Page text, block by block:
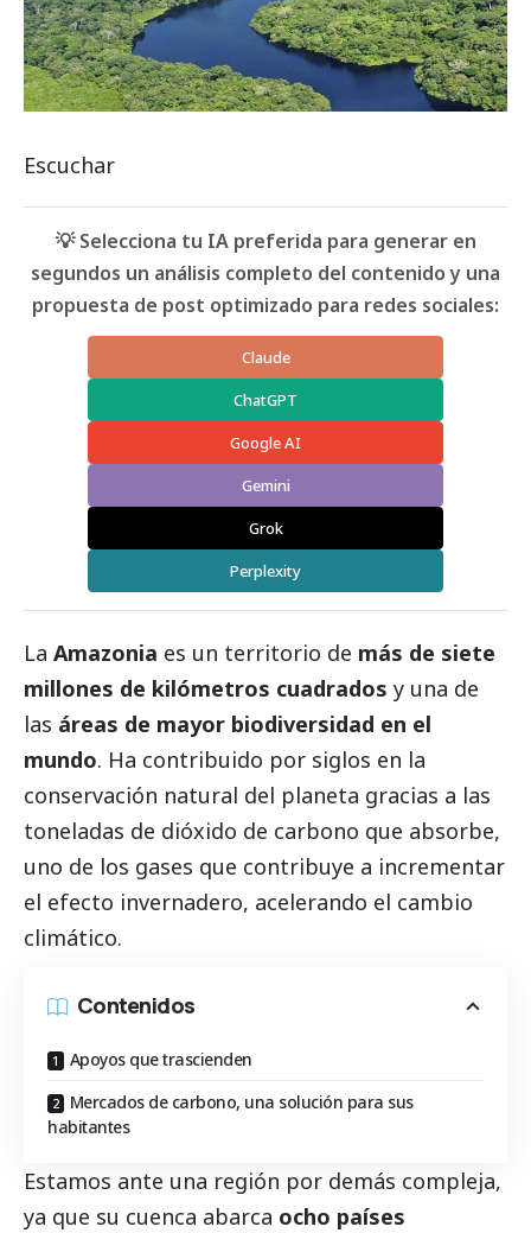
Escuchar
💡 Selecciona tu IA preferida para generar en
segundos un análisis completo del contenido y una
propuesta de post optimizado para redes sociales:
Claude
ChatGPT
Google AI
Gemini
Grok
Perplexity
La Amazonia es un territorio de más de siete
millones de kilómetros cuadrados y una de
las áreas de mayor biodiversidad en el
mundo. Ha contribuido por siglos en la
conservación natural del planeta gracias a las
toneladas de dióxido de carbono que absorbe,
uno de los gases que contribuye a incrementar
el efecto invernadero, acelerando el cambio
climático.
Contenidos
Apoyos que trascienden
Mercados de carbono, una solución para sus
habitantes
Estamos ante una región por demás compleja,
ya que su cuenca abarca ocho países